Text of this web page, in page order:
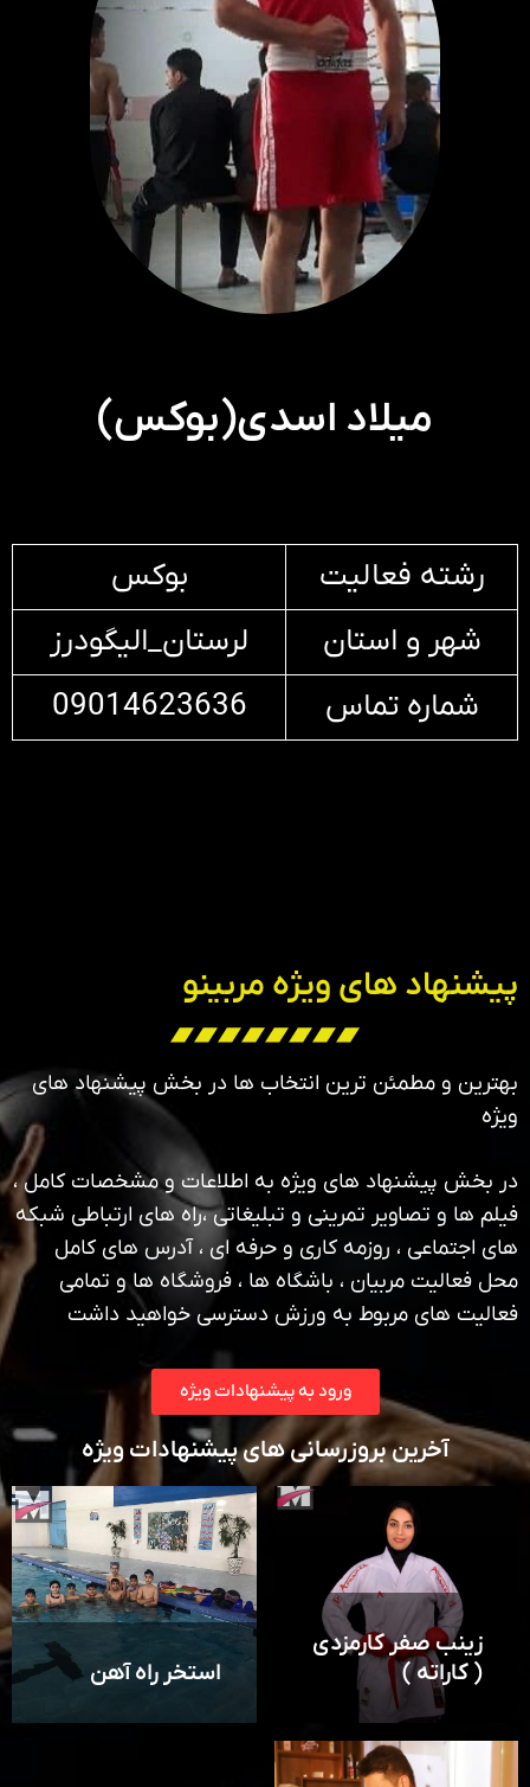
میلاد اسدی(بوکس)
رشته فعالیت
بوکس
شهر و استان
لرستان_الیگودرز
شماره تماس
09014623636
پیشنهاد های ویژه مربینو
بهترین و مطمئن ترین انتخاب ها در بخش پیشنهاد های
ویژه
در بخش پیشنهاد های ویژه به اطلاعات و مشخصات کامل ،
فیلم ها و تصاویر تمرینی و تبلیغاتی ،راه های ارتباطی شبکه
های اجتماعی ، روزمه کاری و حرفه ای ، آدرس های کامل
محل فعالیت مربیان ، باشگاه ها ، فروشگاه ها و تمامی
فعالیت های مربوط به ورزش دسترسی خواهید داشت
ورود به پیشنهادات ویژه
آخرین بروزرسانی های پیشنهادات ویژه
زینب صفر کارمزدی
( کاراته )
استخر راه آهن